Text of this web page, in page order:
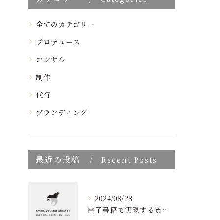
全てのカテゴリー
プロデュース
コンサル
制作
代行
ブランディング
最近の投稿 Recent Posts
2024/08/28
電子書籍で実現する質の高いブランディング